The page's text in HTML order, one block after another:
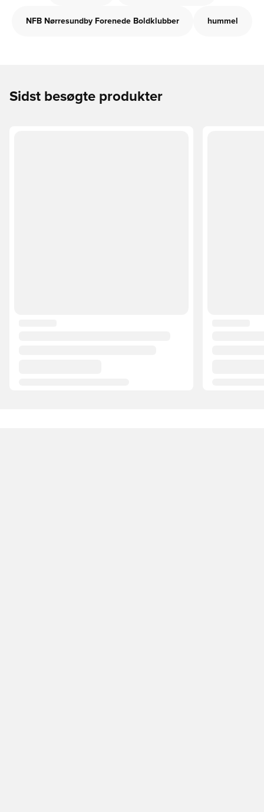
NFB Nørresundby Forenede Boldklubber hummel
Sidst besøgte produkter